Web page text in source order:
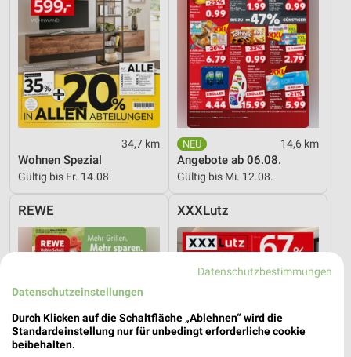
34,7 km
Wohnen Spezial
Gültig bis Fr. 14.08.
14,6 km
Angebote ab 06.08.
Gültig bis Mi. 12.08.
REWE XXXLutz
Datenschutzbestimmungen
Datenschutzeinstellungen
Durch Klicken auf die Schaltfläche „Ablehnen“ wird die
Standardeinstellung nur für unbedingt erforderliche cookie
beibehalten.